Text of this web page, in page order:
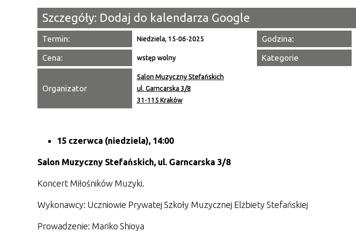
Szczegóły: Dodaj do kalendarza Google
Termin: Niedziela, 15-06-2025 Godzina:
Cena: wstęp wolny Kategorie
Organizator
Salon Muzyczny Stefańskich
ul. Garncarska 3/8
31-115 Kraków
15 czerwca (niedziela), 14:00
Salon Muzyczny Stefańskich, ul. Garncarska 3/8
Koncert Miłośników Muzyki.
Wykonawcy: Uczniowie Prywatej Szkoły Muzycznej Elżbiety Stefańskiej
Prowadzenie: Mariko Shioya